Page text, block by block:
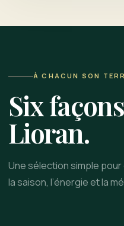
À CHACUN SON
Six
Lioran.
Une sélection simple
la saison, l’énergie et la